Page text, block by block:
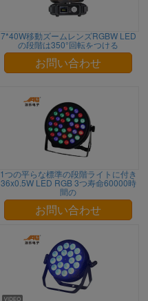
7*40W移動ズームレンズRGBW LED
の段階は350°回転をつける
お問い合わせ
1つの平らな標準の段階ライトに付き
36x0.5W LED RGB 3つ寿命60000時
間の
お問い合わせ